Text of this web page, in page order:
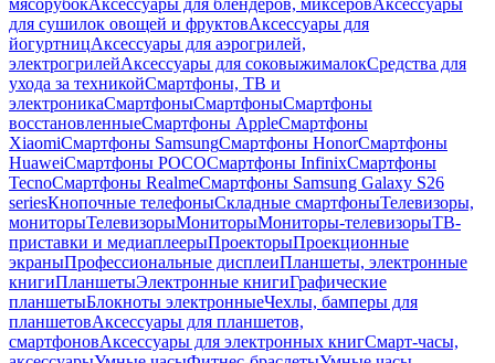
мясорубокАксессуары для блендеров, миксеровАксессуары
для сушилок овощей и фруктовАксессуары для
йогуртницАксессуары для аэрогрилей,
электрогрилейАксессуары для соковыжималокСредства для
ухода за техникойСмартфоны, ТВ и
электроникаСмартфоныСмартфоныСмартфоны
восстановленныеСмартфоны AppleСмартфоны
XiaomiСмартфоны SamsungСмартфоны HonorСмартфоны
HuaweiСмартфоны POCOСмартфоны InfinixСмартфоны
TecnoСмартфоны RealmeСмартфоны Samsung Galaxy S26
seriesКнопочные телефоныСкладные смартфоныТелевизоры,
мониторыТелевизорыМониторыМониторы-телевизорыТВ-
приставки и медиаплеерыПроекторыПроекционные
экраныПрофессиональные дисплеиПланшеты, электронные
книгиПланшетыЭлектронные книгиГрафические
планшетыБлокноты электронныеЧехлы, бамперы для
планшетовАксессуары для планшетов,
смартфоновАксессуары для электронных книгСмарт-часы,